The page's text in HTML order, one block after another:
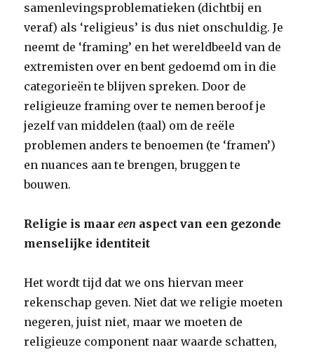
samenlevingsproblematieken (dichtbij en
veraf) als ‘religieus’ is dus niet onschuldig. Je
neemt de ‘framing’ en het wereldbeeld van de
extremisten over en bent gedoemd om in die
categorieën te blijven spreken. Door de
religieuze framing over te nemen beroof je
jezelf van middelen (taal) om de reële
problemen anders te benoemen (te ‘framen’)
en nuances aan te brengen, bruggen te
bouwen.
Religie is maareen aspect van een gezonde
menselijke identiteit
Het wordt tijd dat we ons hiervan meer
rekenschap geven. Niet dat we religie moeten
negeren, juist niet, maar we moeten de
religieuze component naar waarde schatten,